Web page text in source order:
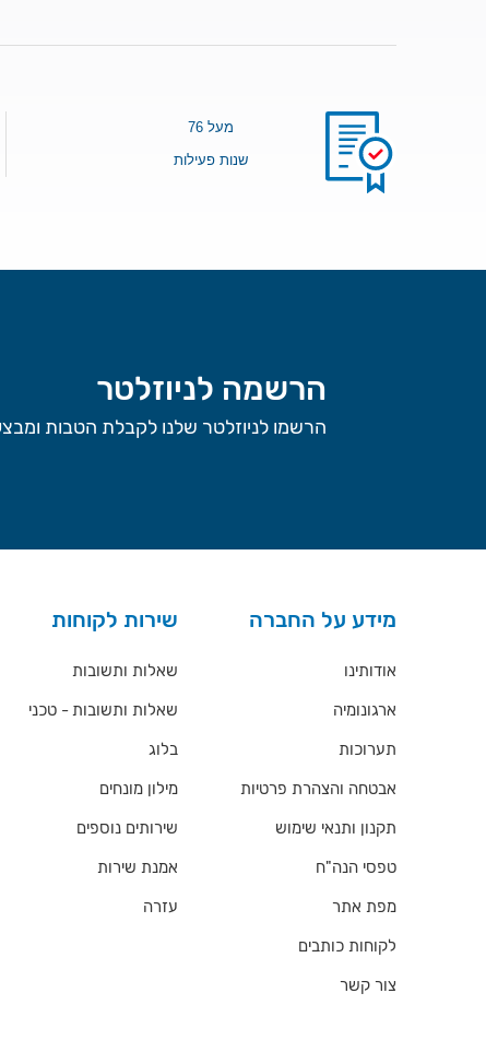
מעל 76
שנות פעילות
הרשמה לניוזלטר
הרשמו לניוזלטר שלנו לקבלת הטבות
מידע על החברה
אודותינו
ארגונומיה
תערוכות
אבטחה והצהרת פרטיות
תקנון ותנאי שימוש
טפסי הנה"ח
מפת אתר
לקוחות כותבים
צור קשר
שירות לקוחות
שאלות ותשובות
שאלות ותשובות - טכני
בלוג
מילון מונחים
שירותים נוספים
אמנת שירות
עזרה